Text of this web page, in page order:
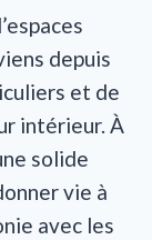
depuis
et de
intérieur. À
solide
vie à
avec les